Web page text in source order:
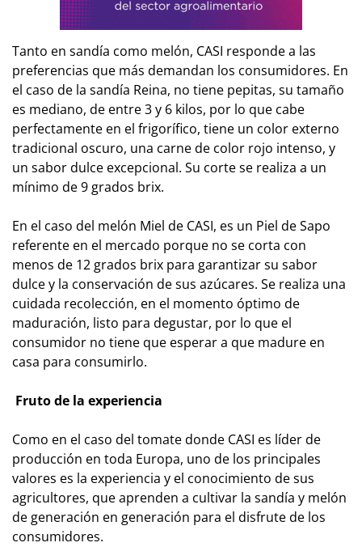
Tanto en sandía como melón, CASI responde a las
preferencias que más demandan los consumidores. En
el caso de la sandía Reina, no tiene pepitas, su tamaño
es mediano, de entre 3 y 6 kilos, por lo que cabe
perfectamente en el frigorífico, tiene un color externo
tradicional oscuro, una carne de color rojo intenso, y
un sabor dulce excepcional. Su corte se realiza a un
mínimo de 9 grados brix.
En el caso del melón Miel de CASI, es un Piel de Sapo
referente en el mercado porque no se corta con
menos de 12 grados brix para garantizar su sabor
dulce y la conservación de sus azúcares. Se realiza una
cuidada recolección, en el momento óptimo de
maduración, listo para degustar, por lo que el
consumidor no tiene que esperar a que madure en
casa para consumirlo.
Fruto de la experiencia
Como en el caso del tomate donde CASI es líder de
producción en toda Europa, uno de los principales
valores es la experiencia y el conocimiento de sus
agricultores, que aprenden a cultivar la sandía y melón
de generación en generación para el disfrute de los
consumidores.